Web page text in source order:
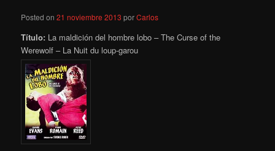
Posted on21 noviembre 2013 porCarlos
Título: La maldición del hombre lobo – The Curse of the
Werewolf – La Nuit du loup-garou